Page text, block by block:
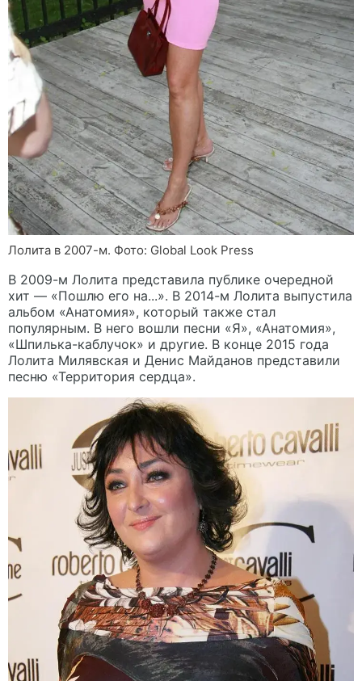
Лолита в 2007-м. Фото: Global Look Press
В 2009-м Лолита представила публике очередной
хит — «Пошлю его на...». В 2014-м Лолита выпустила
альбом «Анатомия», который также стал
популярным. В него вошли песни «Я», «Анатомия»,
«Шпилька-каблучок» и другие. В конце 2015 года
Лолита Милявская и Денис Майданов представили
песню «Территория сердца».